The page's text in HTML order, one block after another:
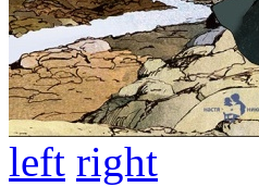
left right